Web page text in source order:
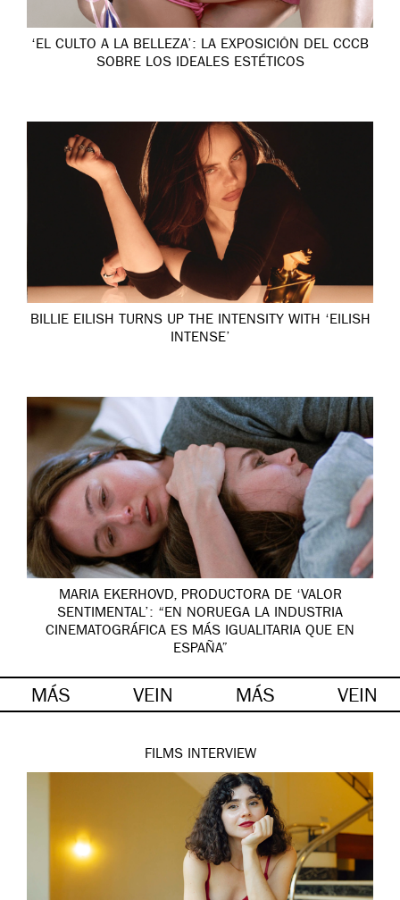
‘EL CULTO A LA BELLEZA’: LA EXPOSICIÓN DEL CCCB
SOBRE LOS IDEALES ESTÉTICOS
BILLIE EILISH TURNS UP THE INTENSITY WITH ‘EILISH
INTENSE’
MARIA EKERHOVD, PRODUCTORA DE ‘VALOR
SENTIMENTAL’: “EN NORUEGA LA INDUSTRIA
CINEMATOGRÁFICA ES MÁS IGUALITARIA QUE EN
ESPAÑA”
MÁS VEIN MÁS VEIN
FILMS INTERVIEW